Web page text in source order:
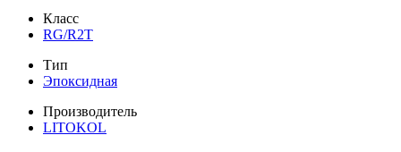
Класс
RG/R2T
Тип
Эпоксидная
Производитель
LITOKOL